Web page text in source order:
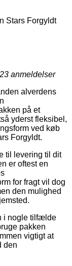
Stars Forgyldt
23 anmeldelser
alverdens
på et
yderst fleksibel,
ved køb
Forgyldt.
til levering til dit
er oftest en
for fragt vil dog
den mulighed
i nogle tilfælde
pakken
vigtigt at
den